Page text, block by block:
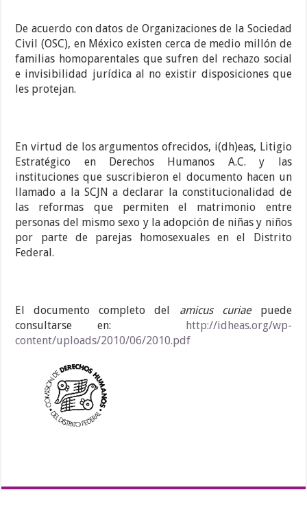
De acuerdo con datos de Organizaciones de la Sociedad
Civil (OSC), en México existen cerca de medio millón de
familias homoparentales que sufren del rechazo social
e invisibilidad jurídica al no existir disposiciones que
les protejan.
En virtud de los argumentos ofrecidos, i(dh)eas, Litigio
Estratégico en Derechos Humanos A.C. y las
instituciones que suscribieron el documento hacen un
llamado a la SCJN a declarar la constitucionalidad de
las reformas que permiten el matrimonio entre
personas del mismo sexo y la adopción de niñas y niños
por parte de parejas homosexuales en el Distrito
Federal.
El documento completo del amicus curiae puede
consultarse en:
http://idheas.org/wp-
content/uploads/2010/06/2010.pdf